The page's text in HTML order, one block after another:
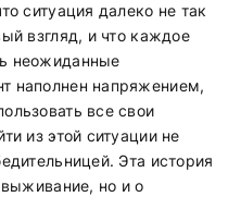
ситуация далеко не так
взгляд, и что каждое
неожиданные
наполнен напряжением,
все свои
из этой ситуации не
Эта история
но и о